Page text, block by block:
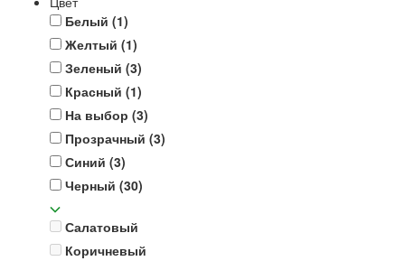
Белый (1)
Желтый (1)
Зеленый (3)
Красный (1)
На выбор (3)
Прозрачный (3)
Синий (3)
Черный (30)
Салатовый
Коричневый